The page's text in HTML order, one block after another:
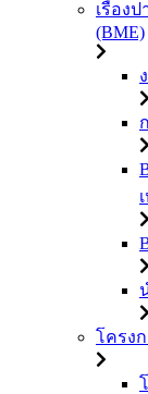
เรื่องป
(BME)
โครง